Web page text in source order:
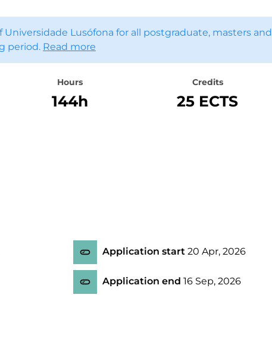
Lusófona for all postgraduate, masters and
period. Read more
Hours
144h
Credits
25 ECTS
Application start20 Apr, 2026
Application end 16 Sep, 2026